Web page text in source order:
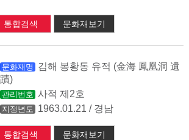
통합검색 문화재보기
문화재명 김해 봉황동 유적 (金海 鳳凰洞 遺
蹟)
관리번호 사적 제2호
지정년도 1963.01.21 / 경남
통합검색 문화재보기